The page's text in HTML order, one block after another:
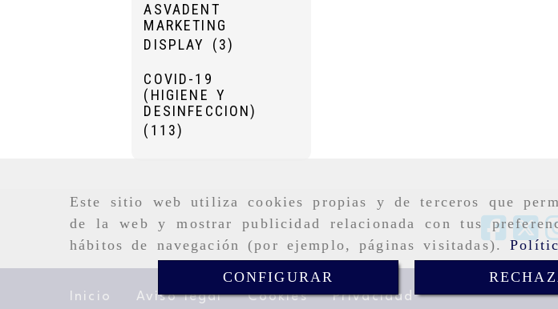
Este sitio web utiliza cookies propias y de terceros que
de la web y mostrar publicidad relacionada con tus
hábitos de navegación (por ejemplo, páginas visitadas).
CONFIGURAR
ASVADENT
MARKETING
DISPLAY (3)
COVID-19
(HIGIENE Y
DESINFECCION)
(113)
Inicio Aviso legal Cookies Privacidad